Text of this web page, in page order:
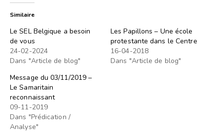
Similaire
Le SEL Belgique a besoin
de vous
24-02-2024
Dans "Article de blog"
Les Papillons – Une école
protestante dans le Centre
16-04-2018
Dans "Article de blog"
Message du 03/11/2019 –
Le Samaritain
reconnaissant
09-11-2019
Dans "Prédication /
Analyse"